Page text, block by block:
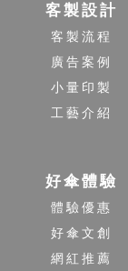
客製設計
客製流程
廣告案例
小量印製
工藝介紹
好傘體驗
體驗優惠
好傘文創
網紅推薦